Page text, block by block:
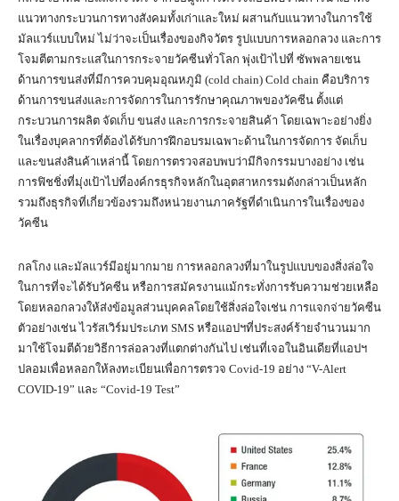
แนวทางกระบวนการทางสังคมทั้งเก่าและใหม่ ผสานกับแนวทางในการใช้
มัลแวร์แบบใหม่ ไม่ว่าจะเป็นเรื่องของกิจวัตร รูปแบบการหลอกลวง และการ
โจมตีตามกระแสในการกระจายวัคซีนทั่วโลก พุ่งเป้าไปที่ ซัพพลายเชน
ด้านการขนส่งที่มีการควบคุมอุณหภูมิ (cold chain) Cold chain คือบริการ
ด้านการขนส่งและการจัดการในการรักษาคุณภาพของวัคซีน ตั้งแต่
กระบวนการผลิต จัดเก็บ ขนส่ง และการกระจายสินค้า โดยเฉพาะอย่างยิ่ง
ในเรื่องบุคลากรที่ต้องได้รับการฝึกอบรมเฉพาะด้านในการจัดการ จัดเก็บ
และขนส่งสินค้าเหล่านี้ โดยการตรวจสอบพบว่ามีกิจกรรมบางอย่าง เช่น
การฟิชชิ่งที่มุ่งเป้าไปที่องค์กรธุรกิจหลักในอุตสาหกรรมดังกล่าวเป็นหลัก
รวมถึงธุรกิจที่เกี่ยวข้องรวมถึงหน่วยงานภาครัฐที่ดำเนินการในเรื่องของ
วัคซีน
กลโกง และมัลแวร์มีอยู่มากมาย การหลอกลวงที่มาในรูปแบบของสิ่งล่อใจ
ในการที่จะได้รับวัคซีน หรือการสมัครงานแม้กระทั่งการรับความช่วยเหลือ
โดยหลอกลวงให้ส่งข้อมูลส่วนบุคคลโดยใช้สิ่งล่อใจเช่น การแจกจ่ายวัคซีน
ตัวอย่างเช่น ไวรัสเวิร์มประเภท SMS หรือแอปฯที่ประสงค์ร้ายจำนวนมาก
มาใช้โจมตีด้วยวิธีการล่อลวงที่แตกต่างกันไป เช่นที่เจอในอินเดียที่แอปฯ
ปลอมเพื่อหลอกให้ลงทะเบียนเพื่อการตรวจ Covid-19 อย่าง “V-Alert
COVID-19” และ “Covid-19 Test”